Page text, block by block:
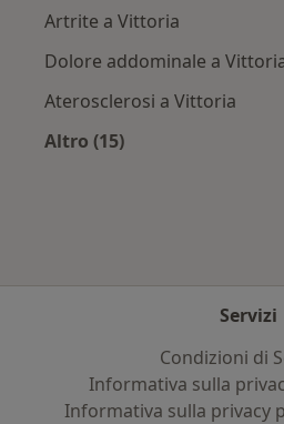
Artrite a Vittoria
Dolore addominale a
Aterosclerosi a Vittoria
Altro (15)
Servizi
Condizioni di
Informativa sulla
Informativa sulla privacy